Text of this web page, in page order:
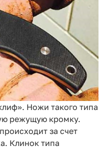
Ножи такого типа
режущую кромку.
за счет
Клинок типа